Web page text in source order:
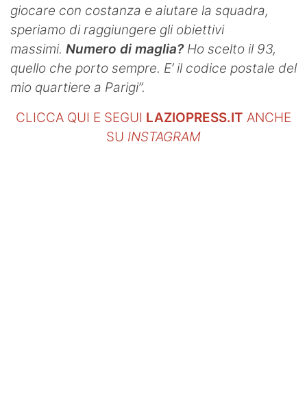
giocare con costanza e aiutare la squadra,
speriamo di raggiungere gli obiettivi
massimi. Numero di maglia? Ho scelto il 93,
quello che porto sempre. E’ il codice postale del
mio quartiere a Parigi”.
CLICCA QUI E SEGUI LAZIOPRESS.IT ANCHE
SU INSTAGRAM